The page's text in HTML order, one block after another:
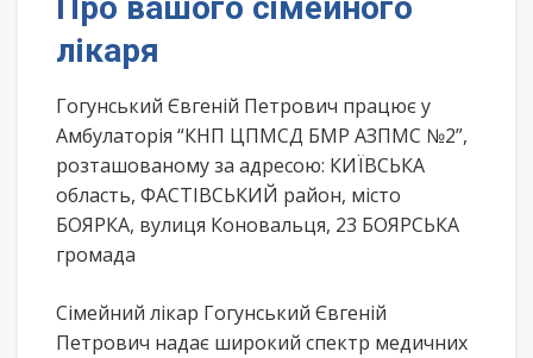
лікаря
Гогунський Євгеній Петрович працює у
Амбулаторія “КНП ЦПМСД БМР АЗПМС №2”,
розташованому за адресою: КИЇВСЬКА
область, ФАСТІВСЬКИЙ район, місто
БОЯРКА, вулиця Коновальця, 23 БОЯРСЬКА
громада
Сімейний лікар Гогунський Євгеній
Петрович надає широкий спектр медичних